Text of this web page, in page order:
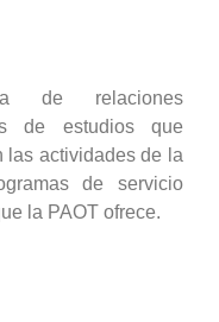
de relaciones
de estudios que
las actividades de la
de servicio
la PAOT ofrece.